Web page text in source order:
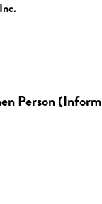
Person